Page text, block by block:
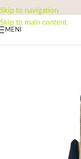
Skip to navigation
Skip to main content
MENI